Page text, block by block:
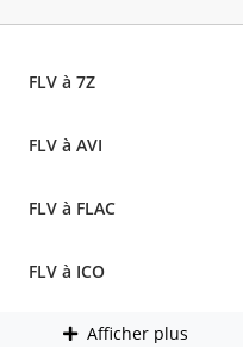
FLV à 7Z
FLV à AVI
FLV à FLAC
FLV à ICO
Afficher plus